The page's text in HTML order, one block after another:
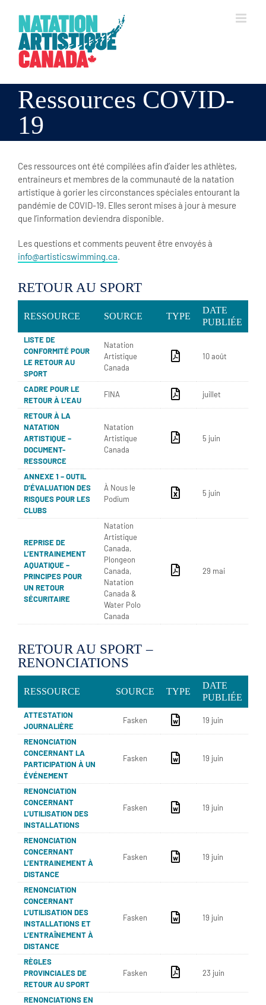
content
Ressources COVID-
19
Ces ressources ont été compilées afin d’aider les athlètes,
entraineurs et membres de la communauté de la natation
artistique à gorier les circonstances spéciales entourant la
pandémie de COVID-19. Elles seront mises à jour à mesure
que l’information deviendra disponible.
Les questions et comments peuvent être envoyés à
info@artisticswimming.ca.
RETOUR AU SPORT
RESSOURCE SOURCE TYPE
DATE
PUBLIÉE
LISTE DE
CONFORMITÉ POUR
LE RETOUR AU
SPORT
Natation
Artistique
Canada
10 août
CADRE POUR LE
RETOUR À L’EAU
FINA juillet
RETOUR À LA
NATATION
ARTISTIQUE –
DOCUMENT-
RESSOURCE
Natation
Artistique
Canada
5 juin
ANNEXE 1 – OUTIL
D’ÉVALUATION DES
RISQUES POUR LES
CLUBS
À Nous le
Podium
5 juin
REPRISE DE
L’ENTRAINEMENT
AQUATIQUE –
PRINCIPES POUR
UN RETOUR
SÉCURITAIRE
Natation
Artistique
Canada,
Plongeon
Canada,
Natation
Canada &
Water Polo
Canada
29 mai
RETOUR AU SPORT –
RENONCIATIONS
RESSOURCE SOURCE TYPE
DATE
PUBLIÉE
ATTESTATION
JOURNALIÈRE
Fasken 19 juin
RENONCIATION
CONCERNANT LA
PARTICIPATION À UN
ÉVÉNEMENT
Fasken 19 juin
RENONCIATION
CONCERNANT
L’UTILISATION DES
INSTALLATIONS
Fasken 19 juin
RENONCIATION
CONCERNANT
L’ENTRAINEMENT À
DISTANCE
Fasken 19 juin
RENONCIATION
CONCERNANT
L’UTILISATION DES
INSTALLATIONS ET
L’ENTRAÎNEMENT À
DISTANCE
Fasken 19 juin
RÈGLES
PROVINCIALES DE
RETOUR AU SPORT
Fasken 23 juin
RENONCIATIONS EN